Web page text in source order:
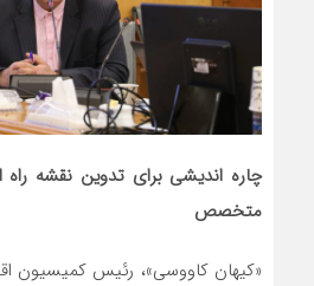
چاره اندیشی برای تدوین نقشه
متخصص
«کیهان کاووسی»، رئیس کمیسیون